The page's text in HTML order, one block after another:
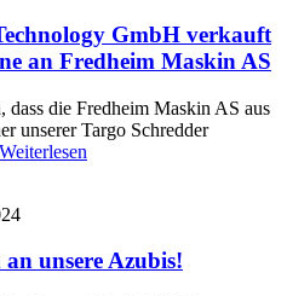
GmbH verkauft
an Fredheim Maskin AS
dass die Fredheim Maskin AS aus
unserer Targo Schredder
unsere Azubis!